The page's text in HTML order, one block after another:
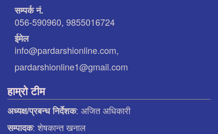
सम्पर्क नं.
056-590960, 9855016724
ईमेल
info@pardarshionline.com,
pardarshionline1@gmail.com
हाम्रो टीम
अध्यक्ष/प्रबन्ध निर्देशक: अजित अधिकारी
सम्पादक: शेषकान्त खनाल